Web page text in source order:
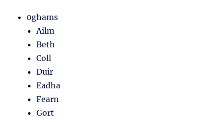
0ghams
Ailm
Beth
Coll
Duir
Eadha
Fearn
Gort